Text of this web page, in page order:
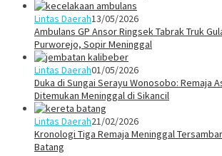
Lintas Daerah13/05/2026
Ambulans GP Ansor Ringsek Tabrak Truk
Purworejo, Sopir Meninggal
Lintas Daerah01/05/2026
Duka di Sungai Serayu Wonosobo: Remaja
Ditemukan Meninggal di Sikancil
Lintas Daerah21/02/2026
Kronologi Tiga Remaja Meninggal
Batang